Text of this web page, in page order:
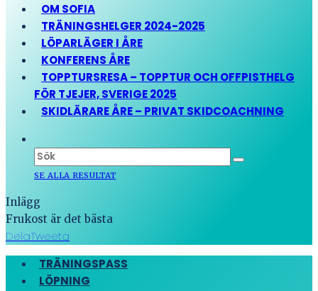
OM SOFIA
TRÄNINGSHELGER 2024-2025
LÖPARLÄGER I ÅRE
KONFERENS ÅRE
TOPPTURSRESA – TOPPTUR OCH OFFPISTHELG
FÖR TJEJER, SVERIGE 2025
SKIDLÄRARE ÅRE – PRIVAT SKIDCOACHNING
SE ALLA RESULTAT
Inlägg
Frukost är det bästa
DelaTweeta
TRÄNINGSPASS
LÖPNING